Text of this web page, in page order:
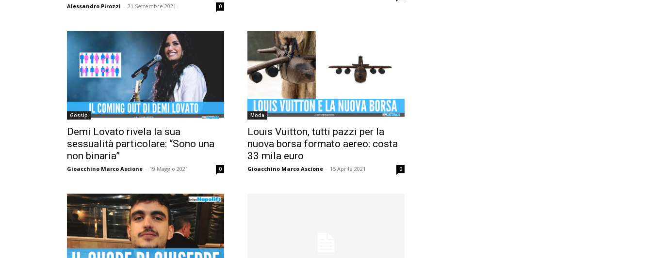
Alessandro Pirozzi - 21 Settembre 2021 0
Gossip
Demi Lovato rivela la sua
sessualità particolare: “Sono una
non binaria”
Gioacchino Marco Ascione - 19 Maggio 2021 0
Moda
Louis Vuitton, tutti pazzi per la
nuova borsa formato aereo: costa
33 mila euro
Gioacchino Marco Ascione - 15 Aprile 2021 0